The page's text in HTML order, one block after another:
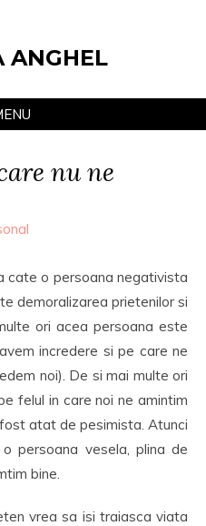
ANGHEL
nu ne
cate o persoana negativista
demoralizarea prietenilor si
ori acea persoana este
incredere si pe care ne
noi). De si mai multe ori
felul in care noi ne amintim
atat de pesimista. Atunci
persoana vesela, plina de
bine.
vrea sa isi traiasca viata